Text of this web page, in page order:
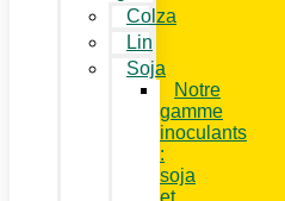
Colza
Lin
Soja
Notre
gamme
inoculants
:
soja
et